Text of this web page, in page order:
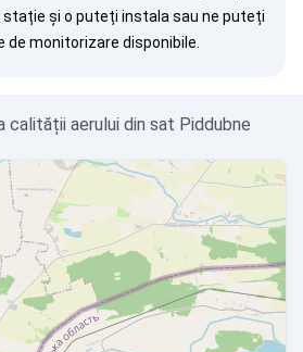
stație și o puteți instala sau ne puteți
de monitorizare disponibile.
calității aerului din sat Piddubne